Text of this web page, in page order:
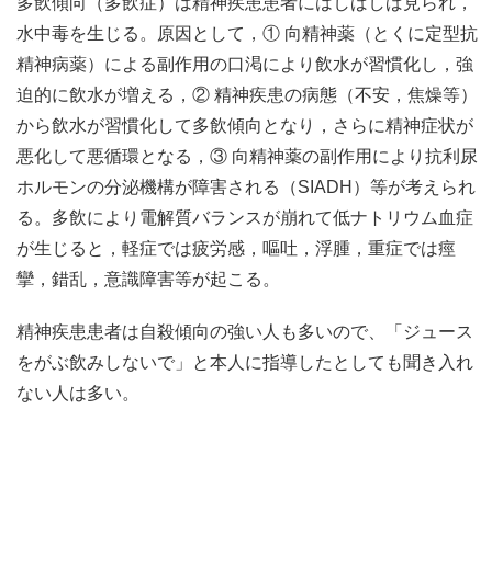
水中毒を生じる。原因として，① 向精神薬（とくに定型抗
精神病薬）による副作用の口渇により飲水が習慣化し，強
迫的に飲水が増える，② 精神疾患の病態（不安，焦燥等）
から飲水が習慣化して多飲傾向となり，さらに精神症状が
悪化して悪循環となる，③ 向精神薬の副作用により抗利尿
ホルモンの分泌機構が障害される（SIADH）等が考えられ
る。多飲により電解質バランスが崩れて低ナトリウム血症
が生じると，軽症では疲労感，嘔吐，浮腫，重症では痙
攣，錯乱，意識障害等が起こる。
精神疾患患者は自殺傾向の強い人も多いので、「ジュース
をがぶ飲みしないで」と本人に指導したとしても聞き入れ
ない人は多い。